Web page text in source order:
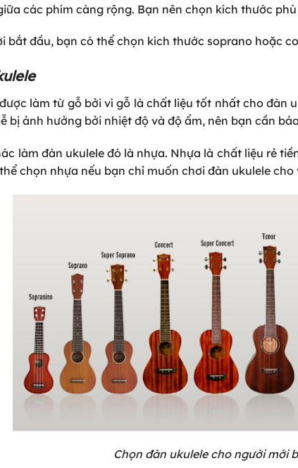
các phím càng rộng. Bạn nên chọn kích thước
bắt đầu, bạn có thể chọn kích thước soprano hoặc
làm từ gỗ bởi vì gỗ là chất liệu tốt nhất cho đàn
bị ảnh hưởng bởi nhiệt độ và độ ẩm, nên bạn cần
làm đàn ukulele đó là nhựa. Nhựa là chất liệu rẻ
chọn nhựa nếu bạn chỉ muốn chơi đàn ukulele cho
Chọn đàn ukulele cho người mới